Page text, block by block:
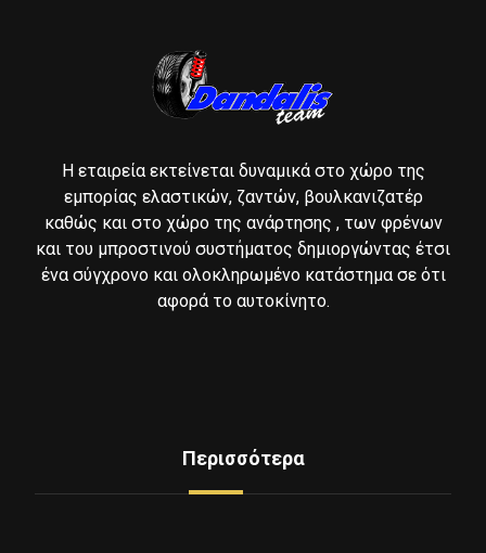
Η εταιρεία εκτείνεται δυναμικά στο χώρο της
εμπορίας ελαστικών, ζαντών, βουλκανιζατέρ
καθώς και στο χώρο της ανάρτησης , των φρένων
και του μπροστινού συστήματος δημιοργώντας έτσι
ένα σύγχρονο και ολοκληρωμένο κατάστημα σε ότι
αφορά το αυτοκίνητο.
Περισσότερα